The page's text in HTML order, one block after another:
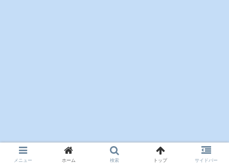
メニュー ホーム 検索 トップ サイドバー